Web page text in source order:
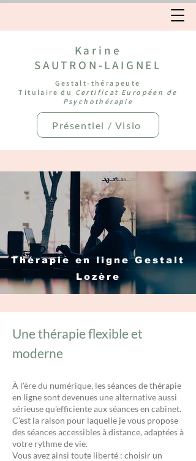
Karine
SAUTRON-LAIGNEL
Gestalt-thérapeute
Titulaire du Certificat Européen de
Psychothérapie
Présentiel / Visio
Thérapie en ligne Gestalt
Lozère
Une thérapie flexible et
moderne
À l'ère du numérique, les séances de thérapie
en ligne sont devenues une alternative aussi
sérieuse qu'efficiente aux séances en cabinet.
C'est la raison pour laquelle je vous propose
des séances accessibles à distance, adaptées à
votre rythme de vie.
Vous avez ainsi toute liberté : choisir un